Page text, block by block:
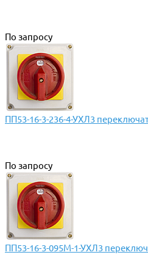
По запросу
ПП53-16-3-236-4-УХЛ3
По запросу
ПП53-16-3-095М-1-УХЛ3